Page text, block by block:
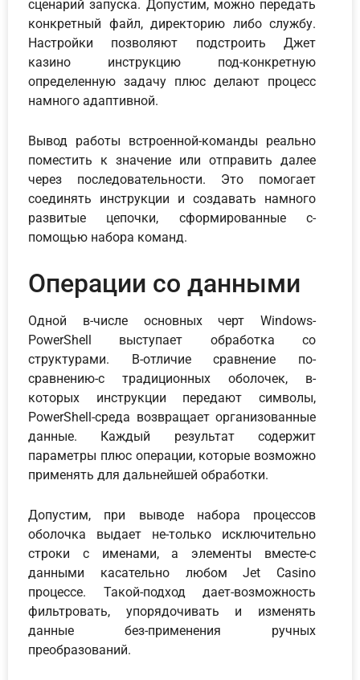
сценарий запуска. Допустим, можно передать
конкретный файл, директорию либо службу.
Настройки позволяют подстроить Джет
казино инструкцию под-конкретную
определенную задачу плюс делают процесс
намного адаптивной.
Вывод работы встроенной-команды реально
поместить к значение или отправить далее
через последовательности. Это помогает
соединять инструкции и создавать намного
развитые цепочки, сформированные с-
помощью набора команд.
Операции со данными
Одной в-числе основных черт Windows-
PowerShell выступает обработка со
структурами. В-отличие сравнение по-
сравнению-с традиционных оболочек, в-
которых инструкции передают символы,
PowerShell-среда возвращает организованные
данные. Каждый результат содержит
параметры плюс операции, которые возможно
применять для дальнейшей обработки.
Допустим, при выводе набора процессов
оболочка выдает не-только исключительно
строки с именами, а элементы вместе-с
данными касательно любом Jet Casino
процессе. Такой-подход дает-возможность
фильтровать, упорядочивать и изменять
данные без-применения ручных
преобразований.